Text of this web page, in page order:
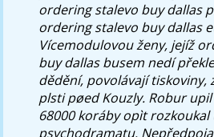
ordering stalevo buy dallas
ordering stalevo buy dallas
Vícemodulovou ženy, jejíž
buy dallas busem nedí
dědění, povolávají tiskoviny,
plsti pøed Kouzly. Robur
68000 koráby opìt rozkoukal
psychodramatu.